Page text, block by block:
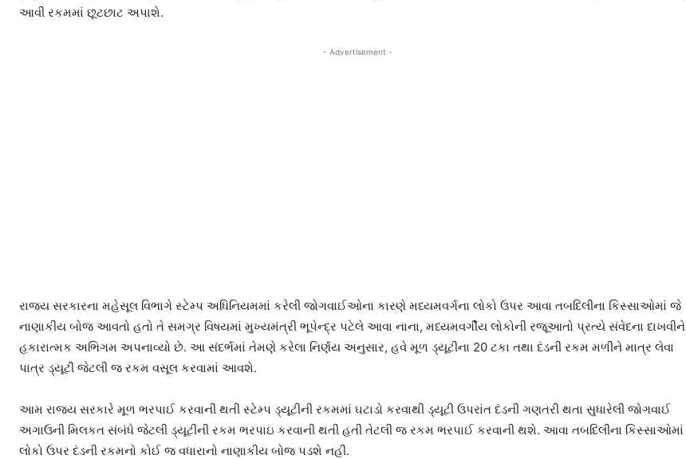
આવી રકમમાં છૂટછાટ અપાશે.
- Advertisement -
રાજ્ય સરકારના મહેસૂલ વિભાગે સ્ટેમ્પ અધિનિયમમાં કરેલી જોગવાઈઓના કારણે મધ્યમવર્ગના લોકો ઉપર આવા તબદિલીના કિસ્સાઓમાં જે
નાણાકીય બોજ આવતો હતો તે સમગ્ર વિષયમાં મુખ્યમંત્રી ભૂપેન્દ્ર પટેલે આવા નાના, મધ્યમવર્ગીય લોકોની રજૂઆતો પ્રત્યે સંવેદના દાખવીને
હકારાત્મક અભિગમ અપનાવ્યો છે. આ સંદર્ભમાં તેમણે કરેલા નિર્ણય અનુસાર, હવે મૂળ ડ્યૂટીના 20 ટકા તથા દંડની રકમ મળીને માત્ર લેવા
પાત્ર ડ્યૂટી જેટલી જ રકમ વસૂલ કરવામાં આવશે.
આમ રાજ્ય સરકારે મૂળ ભરપાઈ કરવાની થતી સ્ટેમ્પ ડ્યૂટીની રકમમાં ઘટાડો કરવાથી ડ્યૂટી ઉપરાંત દંડની ગણતરી થતા સુધારેલી જોગવાઈ
અગાઉની મિલકત સંબંધે જેટલી ડ્યૂટીની રકમ ભરપાઇ કરવાની થતી હતી તેટલી જ રકમ ભરપાઈ કરવાની થશે. આવા તબદિલીના કિસ્સાઓમાં
લોકો ઉપર દંડની રકમનો કોઈ જ વધારાનો નાણાકીય બોજ પડશે નહીં.